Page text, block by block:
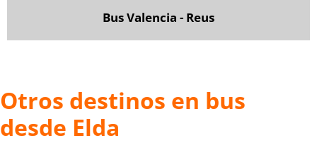
Bus Valencia - Reus
Otros destinos en bus
desde Elda